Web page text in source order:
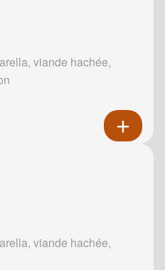
viande hachée,
viande hachée,